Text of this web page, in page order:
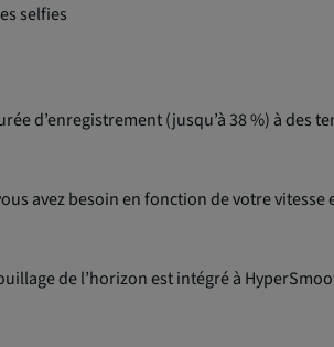
selfies
d’enregistrement (jusqu’à 38 %) à des
avez besoin en fonction de votre vitesse
de l’horizon est intégré à